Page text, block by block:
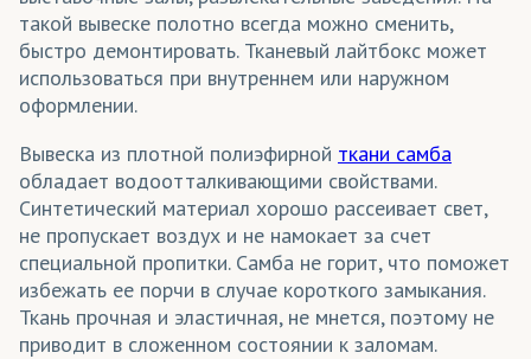
такой вывеске полотно всегда можно сменить,
быстро демонтировать. Тканевый лайтбокс может
использоваться при внутреннем или наружном
оформлении.
Вывеска из плотной полиэфирной ткани самба
обладает водоотталкивающими свойствами.
Синтетический материал хорошо рассеивает свет,
не пропускает воздух и не намокает за счет
специальной пропитки. Самба не горит, что поможет
избежать ее порчи в случае короткого замыкания.
Ткань прочная и эластичная, не мнется, поэтому не
приводит в сложенном состоянии к заломам.